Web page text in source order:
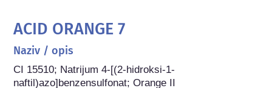
ACID ORANGE 7
Naziv / opis
CI 15510; Natrijum 4-[(2-hidroksi-1-
naftil)azo]benzensulfonat; Orange II